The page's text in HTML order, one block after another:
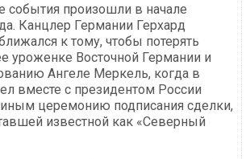
произошли в начале
Канцлер Германии Герхард
к тому, чтобы потерять
уроженке Восточной Германии и
Ангеле Меркель, когда в
вместе с президентом России
церемонию подписания сделки,
известной как «Северный